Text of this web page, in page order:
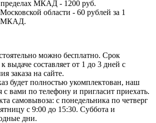
МКАД - 1200 руб.
области - 60 рублей за 1
МКАД.
можно бесплатно. Срок
выдаче составляет от 1 до 3 дней с
заказа на сайте.
будет полностью укомплектован, наш
с вами по телефону и пригласит приехать.
самовывоза: с понедельника по четверг
с 9:00 до 15:30. Суббота и
дни.